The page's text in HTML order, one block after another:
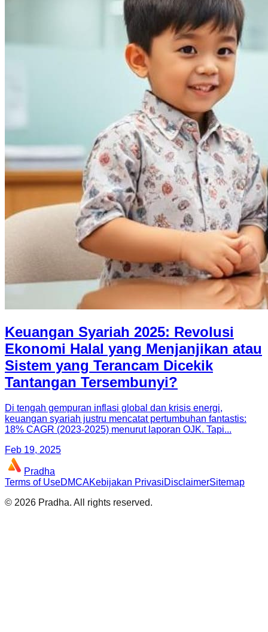
Keuangan Syariah 2025: Revolusi
Ekonomi Halal yang Menjanjikan atau
Sistem yang Terancam Dicekik
Tantangan Tersembunyi?
Di tengah gempuran inflasi global dan krisis energi,
keuangan syariah justru mencatat pertumbuhan fantastis:
18% CAGR (2023-2025) menurut laporan OJK. Tapi...
Feb 19, 2025
Pradha
Terms of UseDMCAKebijakan PrivasiDisclaimerSitemap
© 2026 Pradha. All rights reserved.